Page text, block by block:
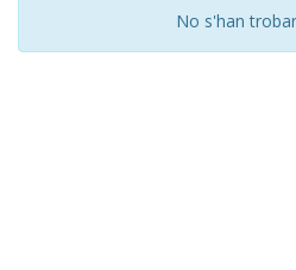
No s'han